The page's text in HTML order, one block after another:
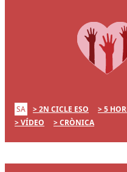
SA 2N CICLE ESO
5
VÍDEO
CRÒNICA